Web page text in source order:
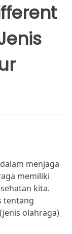
menjaga
memiliki
kita.
tentang
olahraga)